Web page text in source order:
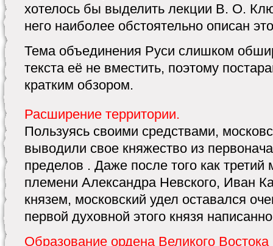
хотелось бы выделить лекции В. О.
него наиболее обстоятельно описан
Тема объединения Руси слишком
текста её не вместить, поэтому
кратким обзором.
Расширение территории.
Пользуясь своими средствами,
выводили свое княжество из
пределов . Даже после того как третий
племени Александра Невского, Иван
князем, московский удел оставался
первой духовной этого князя
Образование ордена Великого